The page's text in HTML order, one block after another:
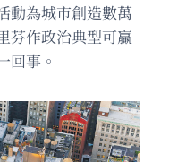
動為城市創造數萬
芬作政治典型可贏
回事。